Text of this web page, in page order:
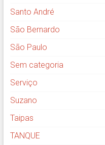
Santo André
São Bernardo
São Paulo
Sem categoria
Serviço
Suzano
Taipas
TANQUE